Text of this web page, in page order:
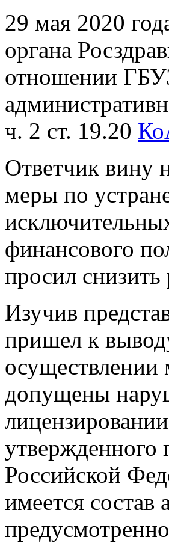
29 мая 2020
органа
отношении
ч. 2 ст. 19.20
Ответчик вину
меры по
финансового
просил
Изучив
пришел к
осуществлении
допущены
утвержденного
Российской
имеется